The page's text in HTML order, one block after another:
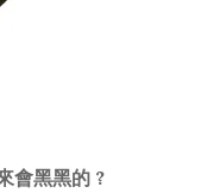
會黑黑的 ?